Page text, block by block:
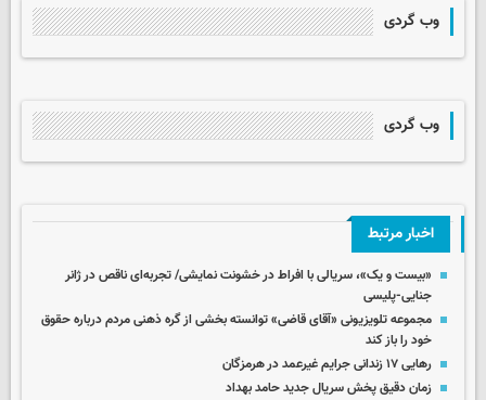
وب گردی
وب گردی
اخبار مرتبط
«بیست و یک»، سریالی با افراط در خشونت نمایشی/ تجربه‌ای ناقص در ژانر
جنایی-پلیسی
مجموعه تلویزیونی «آقای قاضی» توانسته بخشی از گره ذهنی مردم درباره حقوق
خود را باز کند
رهایی ۱۷ زندانی جرایم غیرعمد در هرمزگان
زمان دقیق پخش سریال جدید حامد بهداد